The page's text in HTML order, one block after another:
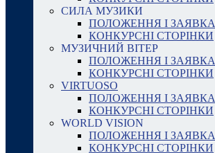
СИЛА МУЗИКИ
ПОЛОЖЕННЯ І ЗАЯВКА
КОНКУРСНІ СТОРІНКИ
МУЗИЧНИЙ ВІТЕР
ПОЛОЖЕННЯ І ЗАЯВКА
КОНКУРСНІ СТОРІНКИ
VIRTUOSO
ПОЛОЖЕННЯ І ЗАЯВКА
КОНКУРСНІ СТОРІНКИ
WORLD VISION
ПОЛОЖЕННЯ І ЗАЯВКА
КОНКУРСНІ СТОРІНКИ